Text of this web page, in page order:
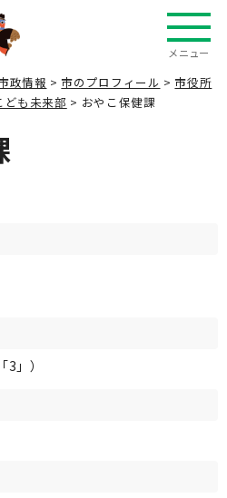
メニュー
政情報 >市のプロフィール >市役所
ども未来部 > おやこ保健課
」）